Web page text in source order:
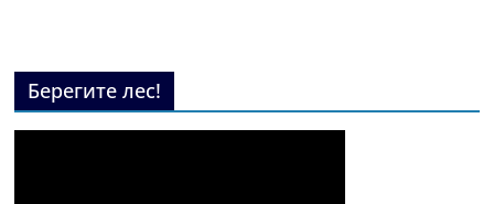
Берегите лес!